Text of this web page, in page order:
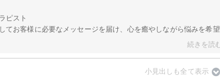
ピスト
てお客様に必要なメッセージを届け、心を癒やしながら悩みを希望